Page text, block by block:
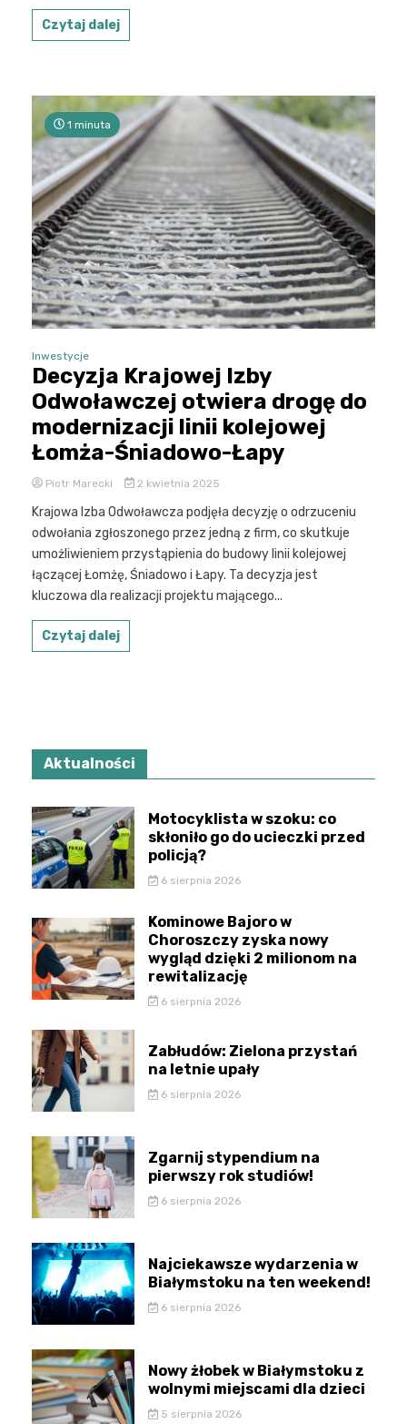
Czytaj dalej
1 minuta
Inwestycje
Decyzja Krajowej Izby
Odwoławczej otwiera drogę do
modernizacji linii kolejowej
Łomża-Śniadowo-Łapy
Piotr Marecki 2 kwietnia 2025
Krajowa Izba Odwoławcza podjęła decyzję o odrzuceniu
odwołania zgłoszonego przez jedną z firm, co skutkuje
umożliwieniem przystąpienia do budowy linii kolejowej
łączącej Łomżę, Śniadowo i Łapy. Ta decyzja jest
kluczowa dla realizacji projektu mającego...
Czytaj dalej
Aktualności
Motocyklista w szoku: co
skłoniło go do ucieczki przed
policją?
6 sierpnia 2026
Kominowe Bajoro w
Choroszczy zyska nowy
wygląd dzięki 2 milionom na
rewitalizację
6 sierpnia 2026
Zabłudów: Zielona przystań
na letnie upały
6 sierpnia 2026
Zgarnij stypendium na
pierwszy rok studiów!
6 sierpnia 2026
Najciekawsze wydarzenia w
Białymstoku na ten weekend!
6 sierpnia 2026
Nowy żłobek w Białymstoku z
wolnymi miejscami dla dzieci
5 sierpnia 2026